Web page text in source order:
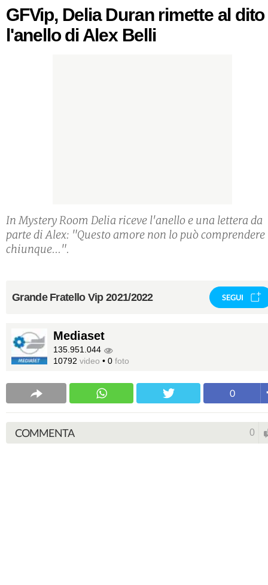
GFVip, Delia Duran rimette al dito
l'anello di Alex Belli
In Mystery Room Delia riceve l'anello e una lettera da
parte di Alex: "Questo amore non lo può comprendere
chiunque...".
Grande Fratello Vip 2021/2022 SEGUI
Mediaset
135.951.044
10792 video • 0 foto
0
COMMENTA 0